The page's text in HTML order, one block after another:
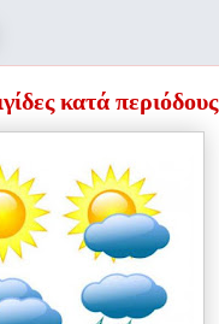
κατά περιόδους